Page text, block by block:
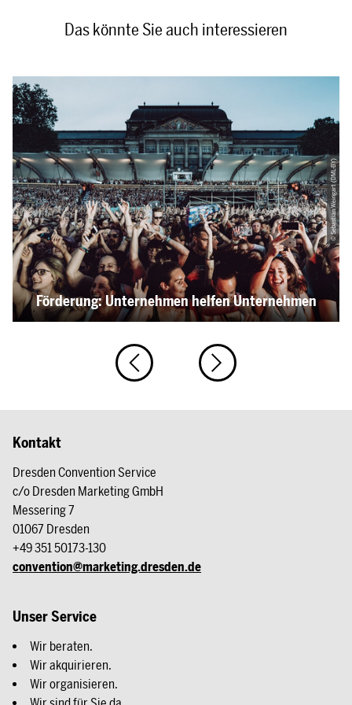
Das könnte Sie auch interessieren
Förderung: Unternehmen helfen Unternehmen
© Sebastian Weingart (DML-BY)
Kontakt
Dresden Convention Service
c/o Dresden Marketing GmbH
Messering 7
01067 Dresden
+49 351 50173-130
convention@marketing.dresden.de
Unser Service
Wir beraten.
Wir akquirieren.
Wir organisieren.